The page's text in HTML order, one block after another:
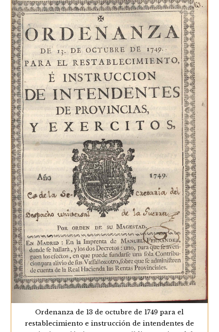
Continuar LeyendoLos
Asistentes
Ordenanza de 13 de octubre de 1749 para el
restablecimiento e instrucción de intendentes de